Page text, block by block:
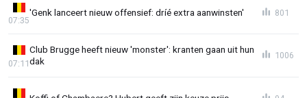
'Genk lanceert nieuw offensief: dríé extra aanwinsten'
07:35
801
Club Brugge heeft nieuw 'monster': kranten gaan uit hun
dak
07:11
1006